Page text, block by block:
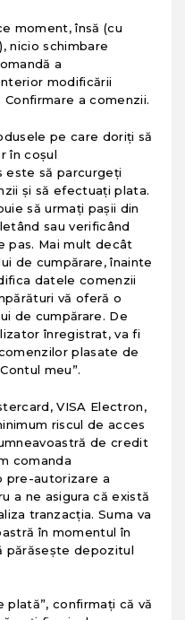
moment, însă (cu
nicio schimbare
a
modificării
a comenzii.
pe care doriţi să
în coşul
este să parcurgeţi
şi să efectuaţi plata.
să urmaţi paşii din
sau verificând
pas. Mai mult decât
de cumpărare, înainte
datele comenzii
vă oferă o
de cumpărare. De
înregistrat, va fi
plasate de
meu”.
VISA Electron,
riscul de acces
de credit
comanda
pre-autorizare a
a ne asigura că există
tranzacţia. Suma va
în momentul în
părăseşte depozitul
plată”, confirmaţi că vă